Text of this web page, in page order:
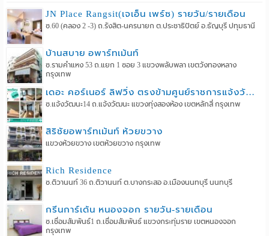
JN Place Rangsit(เจเอ็น เพร์ซ) รายวัน/รายเดือน
ซ.60 (คลอง 2 -3) ถ.รังสิต-นครนายก ต.ประชาธิปัตย์ อ.ธัญบุรี ปทุมธานี
บ้านสบาย อพาร์ทเม้นท์
ซ.รามคำแหง 53 ถ.แยก 1 ซอย 3 แขวงพลับพลา เขตวังทองหลาง
กรุงเทพ
เดอะ คอร์เนอร์ ลิฟวิ่ง ตรงข้ามศูนย์ราชการแจ้งวัฒนะ
ซ.แจ้งวัฒนะ14 ถ.แจ้งวัฒนะ แขวงทุ่งสองห้อง เขตหลักสี่ กรุงเทพ
สิริชัยอพาร์ทเม้นท์ ห้วยขวาง
แขวงห้วยขวาง เขตห้วยขวาง กรุงเทพ
Rich Residence
ซ.ติวานนท์ 36 ถ.ติวานนท์ ต.บางกระสอ อ.เมืองนนทบุรี นนทบุรี
กรีนการ์เด้น หนองจอก รายวัน-รายเดือน
ซ.เชื่อมสัมพันธ์1 ถ.เชื่อมสัมพันธ์ แขวงกระทุ่มราย เขตหนองจอก
กรุงเทพ